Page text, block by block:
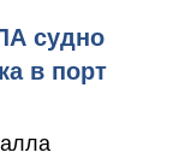
судно
в порт